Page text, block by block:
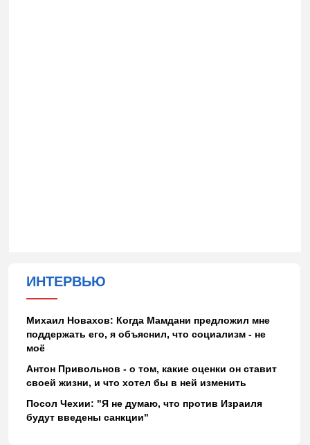
ИНТЕРВЬЮ
Михаил Новахов: Когда Мамдани предложил мне
поддержать его, я объяснил, что социализм - не
моё
Антон Привольнов - о том, какие оценки он ставит
своей жизни, и что хотел бы в ней изменить
Посол Чехии: "Я не думаю, что против Израиля
будут введены санкции"